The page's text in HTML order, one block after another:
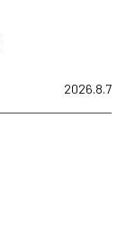
2026.8.7